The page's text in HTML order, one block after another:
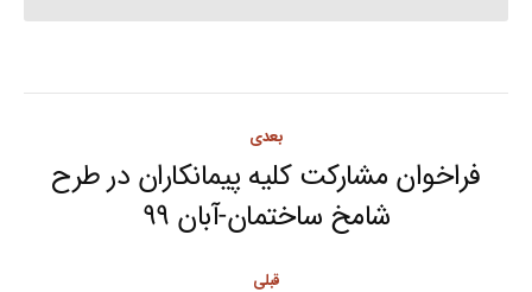
navigation
قبلی
بعدی
Next
post:
فراخوان مشارکت کلیه پیمانکاران در طرح
شامخ ساختمان-آبان ۹۹